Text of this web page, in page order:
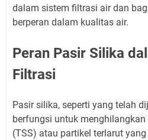
dalam sistem filtrasi air dan
berperan dalam kualitas air.
Peran Pasir Silika
Filtrasi
Pasir silika, seperti yang telah
berfungsi untuk
(TSS) atau partikel terlarut